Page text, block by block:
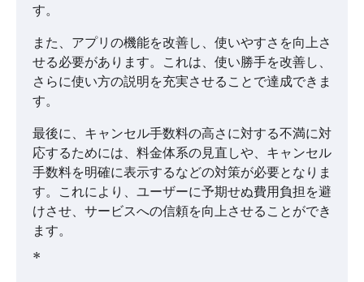
す。
また、アプリの機能を改善し、使いやすさを向上さ
せる必要があります。これは、使い勝手を改善し、
さらに使い方の説明を充実させることで達成できま
す。
最後に、キャンセル手数料の高さに対する不満に対
応するためには、料金体系の見直しや、キャンセル
手数料を明確に表示するなどの対策が必要となりま
す。これにより、ユーザーに予期せぬ費用負担を避
けさせ、サービスへの信頼を向上させることができ
ます。
*